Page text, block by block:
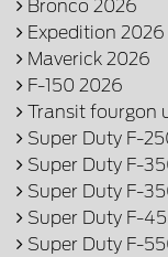
Bronco 2026
Expedition 2026
Maverick 2026
F-150 2026
Transit fourgon
Super Duty F-
Super Duty F-
Super Duty F-
Super Duty F-
Super Duty F-